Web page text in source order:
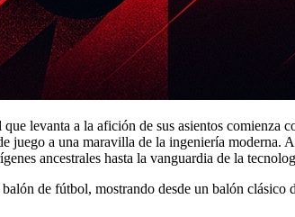
levanta a la afición de sus asientos
juego a una maravilla de la ingeniería moderna.
ancestrales hasta la vanguardia de la